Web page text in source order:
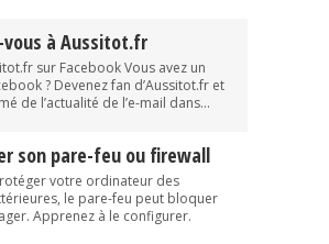
vous à Aussitot.fr
sur Facebook Vous avez un
? Devenez fan d’Aussitot.fr et
de l’actualité de l’e-mail dans...
son pare-feu ou firewall
votre ordinateur des
le pare-feu peut bloquer
Apprenez à le configurer.